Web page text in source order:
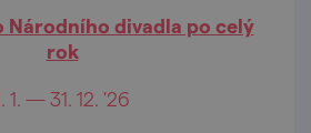
Národního divadla po celý
rok
1. — 31. 12. '26